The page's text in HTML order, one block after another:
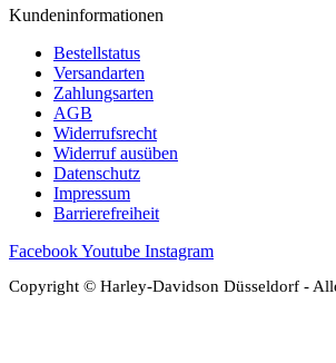
Kundeninformationen
Bestellstatus
Versandarten
Zahlungsarten
AGB
Widerrufsrecht
Widerruf ausüben
Datenschutz
Impressum
Barrierefreiheit
FacebookYoutube Instagram
Copyright © Harley-Davidson Düsseldorf -